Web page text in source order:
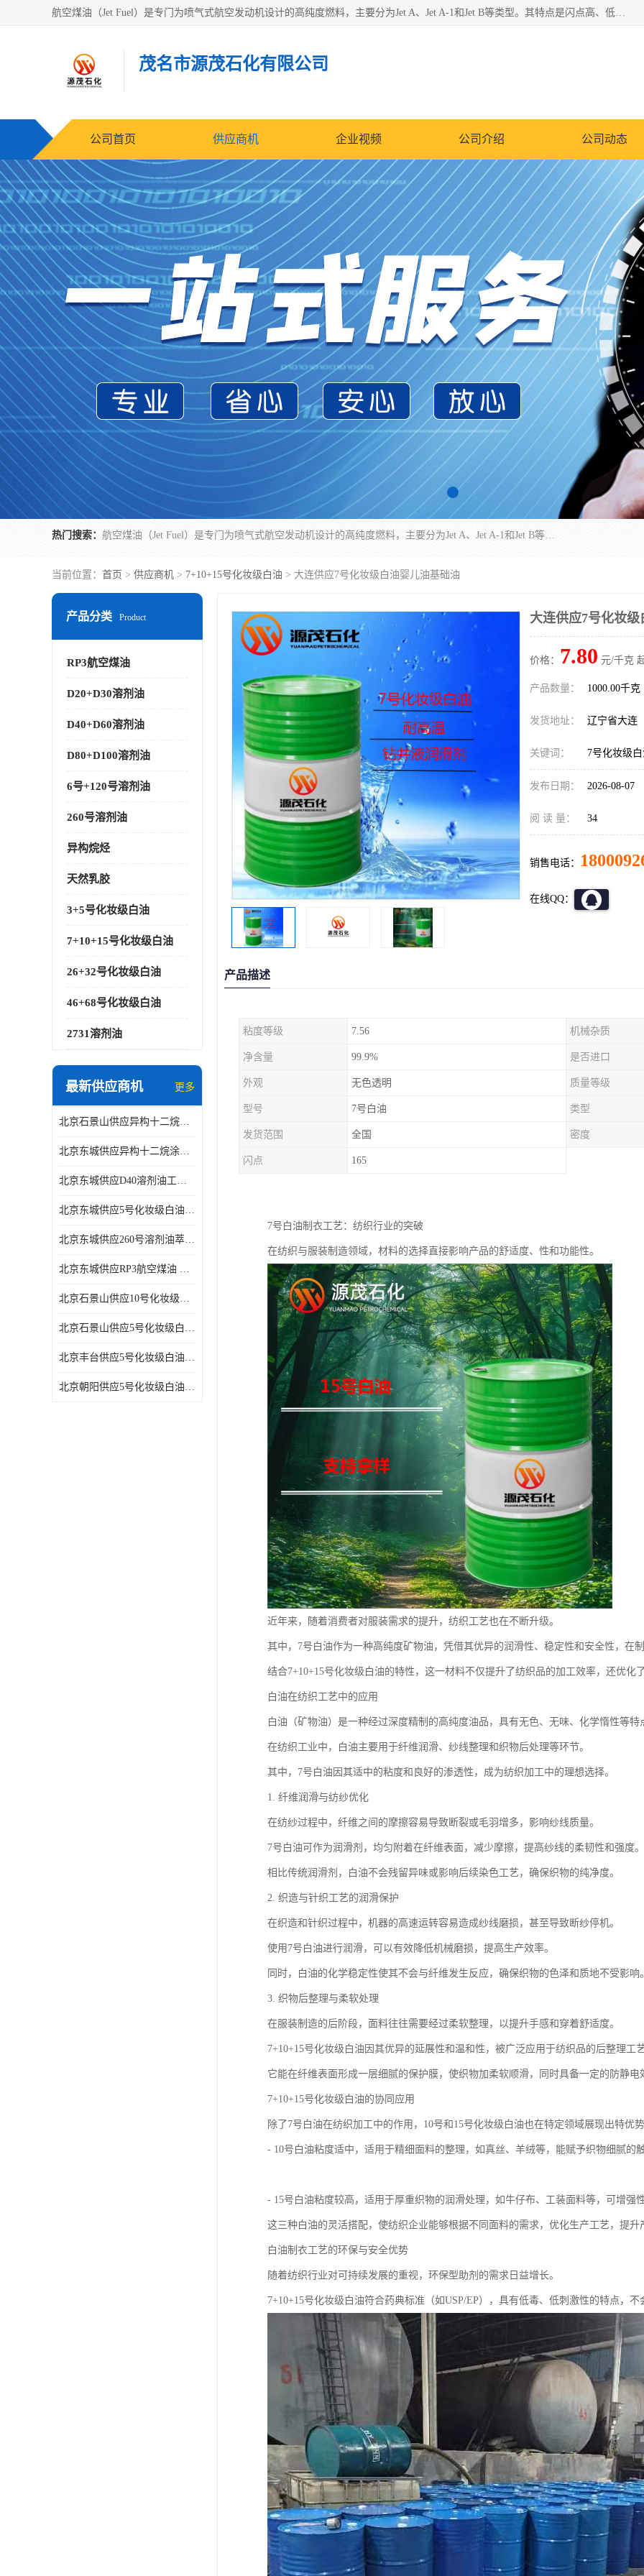
航空煤油（Jet Fuel）是专门为喷气式航空发动机设计的高纯度燃料，主要分为Jet A、Jet A-1和Jet B等类型。其特点是闪点高、低温流动性好，并添加了抗静电剂和抗氧化剂以确保飞行安全。航空煤油需
茂名市源茂石化有限公司
公司首页 供应商机 企业视频 公司介绍 公司动态
热门搜索： 航空煤油（Jet Fuel）是专门为喷气式航空发动机设计的高纯度燃料，主要分为Jet A、Jet A-1和Jet B等类型。其特点是闪点高、低温流动性好，并添加了抗静电剂和抗氧化剂以确保飞行安全。航空煤油需
当前位置： 首页 > 供应商机 > 7+10+15号化妆级白油 > 大连供应7号化妆级白油婴儿油基础油
产品分类 Product
RP3航空煤油
D20+D30溶剂油
D40+D60溶剂油
D80+D100溶剂油
6号+120号溶剂油
260号溶剂油
异构烷烃
天然乳胶
3+5号化妆级白油
7+10+15号化妆级白油
26+32号化妆级白油
46+68号化妆级白油
2731溶剂油
最新供应商机 更多
北京石景山供应异构十二烷香精助剂
北京东城供应异构十二烷涂料胶粘油墨稀释剂
北京东城供应D40溶剂油工业金属清洗
北京东城供应5号化妆级白油钻井液润滑剂
北京东城供应260号溶剂油萃取溶剂油金属萃取剂
北京东城供应RP3航空煤油 高含量国标工业级航空煤油燃料油 无色透明
北京石景山供应10号化妆级白油高精密机械润滑油
北京石景山供应5号化妆级白油缝纫机油 设备润滑油
北京丰台供应5号化妆级白油纤维与织物柔软光亮
北京朝阳供应5号化妆级白油纺织时的润滑剂
大连供应7号化妆
价格： 7.80 元/千克
产品数量： 1000.00千克
发货地址： 辽宁省大连
关键词： 7号化妆级白
发布日期： 2026-08-07
阅 读 量： 34
销售电话：
在线QQ：
产品描述
粘度等级 7.56 机械杂质
净含量 99.9% 是否进口
外观 无色透明 质量等级
型号 7号白油 类型
发货范围 全国 密度
闪点 165
7号白油制衣工艺：纺织行业的突破
在纺织与服装制造领域，材料的选择直接影响产品的舒适度、性和功能性。
近年来，随着消费者对服装需求的提升，纺织工艺也在不断升级。
其中，7号白油作为一种高纯度矿物油，凭借其优异的润滑性、稳定性和安全性，在
结合7+10+15号化妆级白油的特性，这一材料不仅提升了纺织品的加工效率，还优化
白油在纺织工艺中的应用
白油（矿物油）是一种经过深度精制的高纯度油品，具有无色、无味、化学惰性等特
在纺织工业中，白油主要用于纤维润滑、纱线整理和织物后处理等环节。
其中，7号白油因其适中的粘度和良好的渗透性，成为纺织加工中的理想选择。
1. 纤维润滑与纺纱优化
在纺纱过程中，纤维之间的摩擦容易导致断裂或毛羽增多，影响纱线质量。
7号白油可作为润滑剂，均匀附着在纤维表面，减少摩擦，提高纱线的柔韧性和强度。
相比传统润滑剂，白油不会残留异味或影响后续染色工艺，确保织物的纯净度。
2. 织造与针织工艺的润滑保护
在织造和针织过程中，机器的高速运转容易造成纱线磨损，甚至导致断纱停机。
使用7号白油进行润滑，可以有效降低机械磨损，提高生产效率。
同时，白油的化学稳定性使其不会与纤维发生反应，确保织物的色泽和质地不受影响。
3. 织物后整理与柔软处理
在服装制造的后阶段，面料往往需要经过柔软整理，以提升手感和穿着舒适度。
7+10+15号化妆级白油因其优异的延展性和温和性，被广泛应用于纺织品的后整理工艺
它能在纤维表面形成一层细腻的保护膜，使织物加柔软顺滑，同时具备一定的防静电
7+10+15号化妆级白油的协同应用
除了7号白油在纺织加工中的作用，10号和15号化妆级白油也在特定领域展现出特优势
- 10号白油粘度适中，适用于精细面料的整理，如真丝、羊绒等，能赋予织物细腻的触
- 15号白油粘度较高，适用于厚重织物的润滑处理，如牛仔布、工装面料等，可增强
这三种白油的灵活搭配，使纺织企业能够根据不同面料的需求，优化生产工艺，提升
白油制衣工艺的环保与安全优势
随着纺织行业对可持续发展的重视，环保型助剂的需求日益增长。
7+10+15号化妆级白油符合药典标准（如USP/EP），具有低毒、低刺激性的特点，不